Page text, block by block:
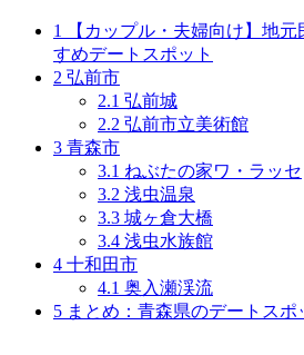
1
【カップル・夫婦向け】地
すめデートスポット
2 弘前市
2.1 弘前城
2.2 弘前市立美術館
3 青森市
3.1 ねぶたの家ワ・ラッセ
3.2 浅虫温泉
3.3 城ヶ倉大橋
3.4 浅虫水族館
4 十和田市
4.1 奥入瀬渓流
5 まとめ：青森県のデートスポ